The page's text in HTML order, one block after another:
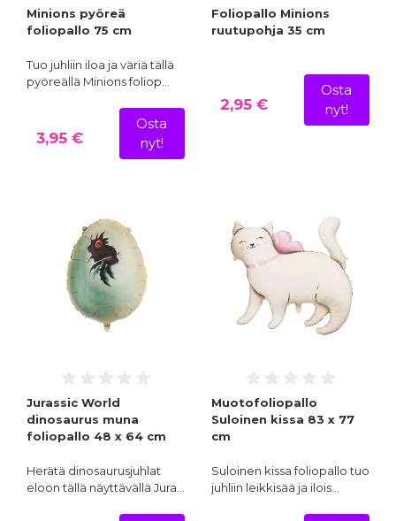
Minions pyöreä
foliopallo 75 cm
Tuo juhliin iloa ja väriä tällä
pyöreällä Minions foliop…
3,95 €
Osta
nyt!
Foliopallo Minions
ruutupohja 35 cm
2,95 €
Osta
nyt!
Jurassic World
dinosaurus muna
foliopallo 48 x 64 cm
Herätä dinosaurusjuhlat
eloon tällä näyttävällä Jura…
Muotofoliopallo
Suloinen kissa 83 x 77
cm
Suloinen kissa foliopallo tuo
juhliin leikkisää ja ilois…